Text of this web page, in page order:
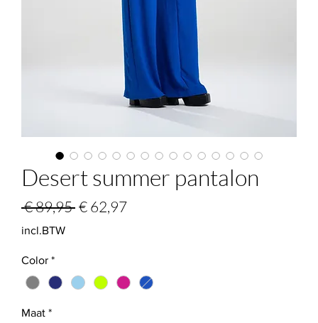
Desert summer pantalon
€ 89,95 Normale
€ 62,97Verkoopprijs
incl.BTW
Color *
Maat *